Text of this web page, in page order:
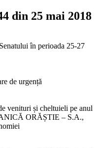
din 25 mai 2018
în perioada 25-27
de urgență
venituri și cheltuieli pe anul
ORĂȘTIE – S.A.,